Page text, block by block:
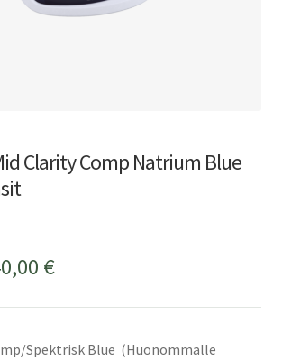
Clarity Comp Natrium Blue
€Nykyinen
hinta
Spektrisk Blue (Huonommalle